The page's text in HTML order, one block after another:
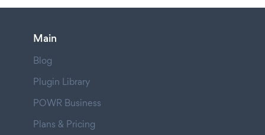
Main
Blog
Plugin Library
POWR Business
Plans & Pricing